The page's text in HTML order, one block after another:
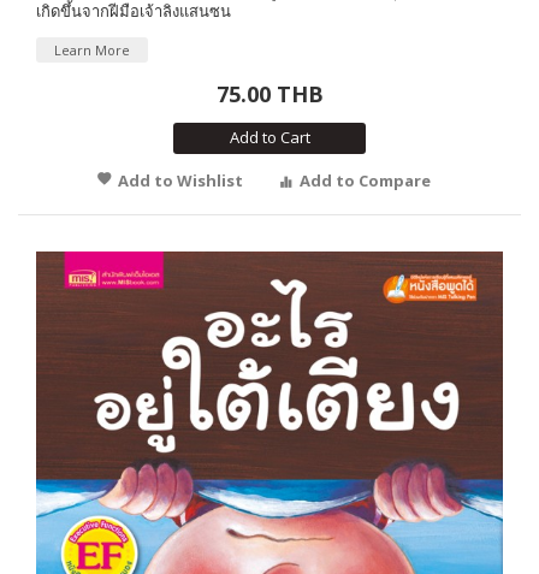
เกิดขึ้นจากฝีมือเจ้าลิงแสนซน
Learn More
75.00 THB
Add to Cart
Add to Wishlist
Add to Compare